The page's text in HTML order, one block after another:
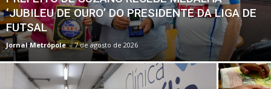
‘JUBILEU DE OURO’ DO PRESIDENTE DA LIGA DE
FUTSAL
Jornal Metrópole - 7 de agosto de 2026